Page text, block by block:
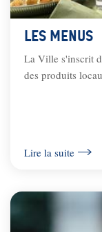
Les menus
La Ville s'inscrit
des produits
Lire la suite